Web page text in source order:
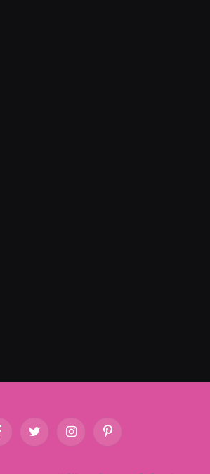
Twitter InstagramPinterest